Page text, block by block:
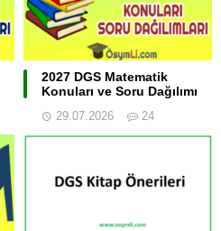
2027 DGS Matematik
Konuları ve Soru Dağılımı
29.07.2026 24